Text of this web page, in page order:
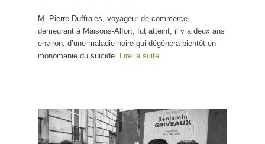
M. Pierre Duffraies, voyageur de commerce,
demeurant à Maisons-Alfort, fut atteint, il y a deux ans
environ, d’une maladie noire qui dégénéra bientôt en
monomanie du suicide. Lire la suite…